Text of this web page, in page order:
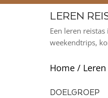
LEREN
Een leren
weekendtrips,
Home /
DOELGROEP